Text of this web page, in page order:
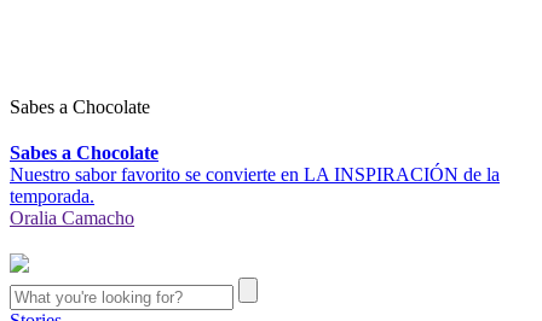
Sabes a Chocolate
Sabes a Chocolate
Nuestro sabor favorito se convierte en LA INSPIRACIÓN de la
temporada.
Oralia Camacho